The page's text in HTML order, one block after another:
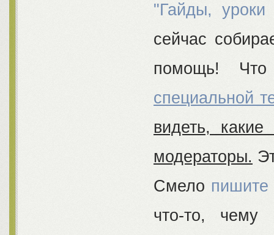
"Гайды, уроки
сейчас
помощь!
специальной
видеть,
модераторы.
Смело пишите
что-то,